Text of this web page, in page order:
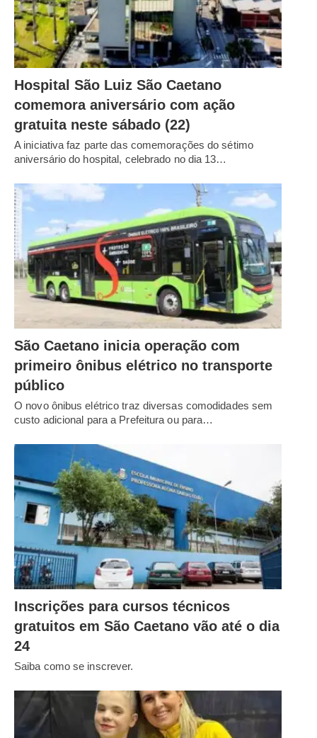
Hospital São Luiz São Caetano
comemora aniversário com ação
gratuita neste sábado (22)
A iniciativa faz parte das comemorações do sétimo
aniversário do hospital, celebrado no dia 13…
São Caetano inicia operação com
primeiro ônibus elétrico no transporte
público
O novo ônibus elétrico traz diversas comodidades sem
custo adicional para a Prefeitura ou para…
Inscrições para cursos técnicos
gratuitos em São Caetano vão até o dia
24
Saiba como se inscrever.